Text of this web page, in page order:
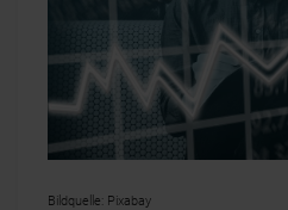
Bildquelle: Pixabay